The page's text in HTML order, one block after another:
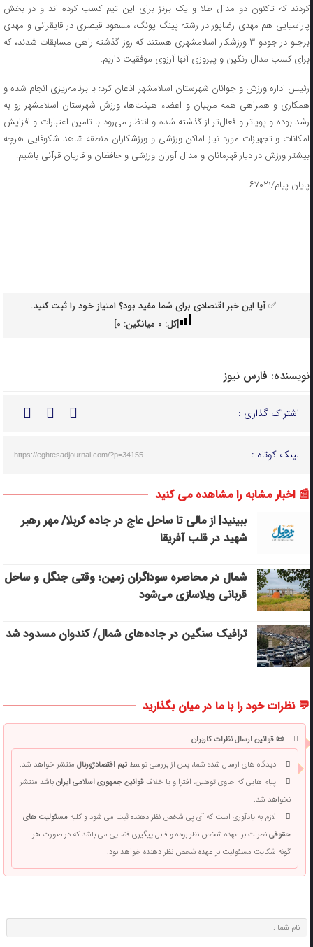
کردند که تاکنون دو مدال طلا و یک برنز برای این تیم کسب کرده اند و در بخش
پاراسیایی هم مهدی رضاپور در رشته پینگ پونگ، مسعود قیصری در قایقرانی و مهدی
برجلو در جودو ۳ ورزشکار اسلامشهری هستند که روز گذشته راهی مسابقات شدند، که
برای کسب مدال رنگین و پیروزی آنها آرزوی موفقیت داریم.
رئیس اداره ورزش و جوانان شهرستان اسلامشهر اذعان کرد: با برنامه‌ریزی انجام شده و
همکاری و همراهی همه مربیان و اعضاء هیئت‌ها، ورزش شهرستان اسلامشهر رو به
رشد بوده و پویاتر و فعال‌تر از گذشته شده‌ و انتظار می‌رود با تامین اعتبارات و افزایش
امکانات و تجهیزات مورد نیاز اماکن ورزشی و ورزشکاران منطقه شاهد شکوفایی هرچه
بیشتر ورزش در دیار قهرمانان و مدال آوران ورزشی و حافظان و قاریان قرآنی باشیم.
پایان پیام/۶۷۰۲۱
✅ آیا این خبر اقتصادی برای شما مفید بود؟ امتیاز خود را ثبت کنید.
[کل: 0میانگین: 0
]
نویسنده: فارس نیوز
اشتراک گذاری :
لینک کوتاه : https://eghtesadjournal.com/?p=34155
📰 اخبار مشابه را مشاهده می کنید
ببینید| از مالی تا ساحل عاج در جاده کربلا/ مهر رهبر
شهید در قلب آفریقا
شمال در محاصره سوداگران زمین؛ وقتی جنگل و ساحل
قربانی ویلاسازی می‌شود
ترافیک سنگین در جاده‌های شمال/ کندوان مسدود شد
💬 نظرات خود را با ما در میان بگذارید
📜 قوانین ارسال نظرات کاربران
دیدگاه های ارسال شده شما، پس از بررسی توسطتیم اقتصادژورنالمنتشر خواهد شد.
پیام هایی که حاوی توهین، افترا و یا خلافقوانین جمهوری اسلامی ایرانباشد منتشر
نخواهد شد.
لازم به یادآوری است که آی پی شخص نظر دهنده ثبت می شود و کلیهمسئولیت های
حقوقینظرات بر عهده شخص نظر بوده و قابل پیگیری قضایی می باشد که در صورت هر
گونه شکایت مسئولیت بر عهده شخص نظر دهنده خواهد بود.